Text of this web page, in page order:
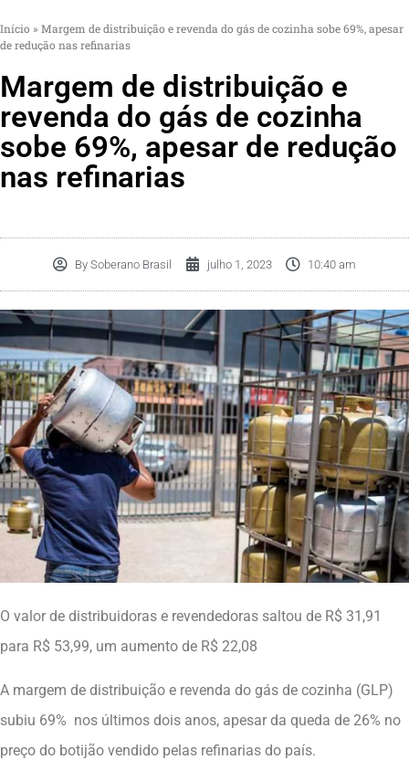
Início » Margem de distribuição e revenda do gás de cozinha sobe 69%, apesar
de redução nas refinarias
Margem de distribuição e
revenda do gás de cozinha
sobe 69%, apesar de redução
nas refinarias
By Soberano Brasil julho 1, 2023 10:40 am
O valor de distribuidoras e revendedoras saltou de R$ 31,91
para R$ 53,99, um aumento de R$ 22,08
A margem de distribuição e revenda do gás de cozinha (GLP)
subiu 69% nos últimos dois anos, apesar da queda de 26% no
preço do botijão vendido pelas refinarias do país.